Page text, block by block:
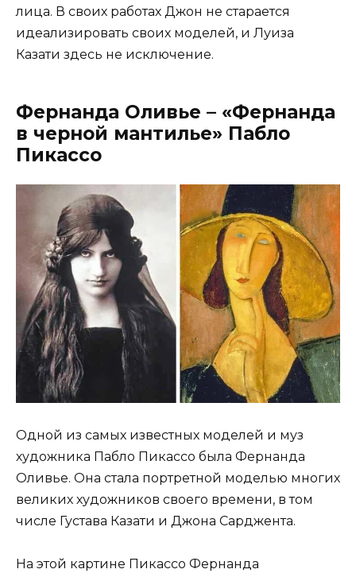
лица. В своих работах Джон не старается
идеализировать своих моделей, и Луиза
Казати здесь не исключение.
Фернанда Оливье – «Фернанда
в черной мантилье» Пабло
Пикассо
Одной из самых известных моделей и муз
художника Пабло Пикассо была Фернанда
Оливье. Она стала портретной моделью многих
великих художников своего времени, в том
числе Густава Казати и Джона Сарджента.
На этой картине Пикассо Фернанда